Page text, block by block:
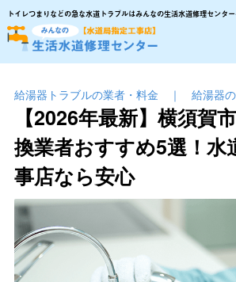
トイレつまりなどの急な水道トラブルはみんなの生活水道修理センター
給湯器トラブルの業者・料金 ｜ 給湯器
【2026年最新】横須賀
換業者おすすめ5選！水
事店なら安心